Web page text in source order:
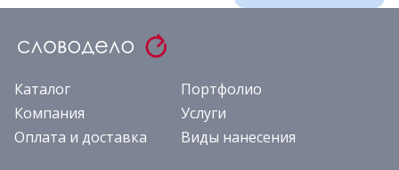
Каталог
Портфолио
Компания
Услуги
Оплата и доставка
Виды нанесения